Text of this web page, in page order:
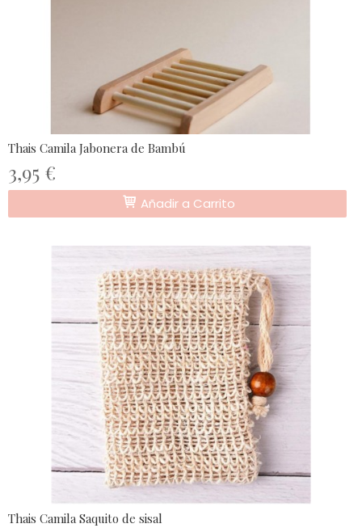
Thais Camila Jabonera de Bambú
3,95 €
Añadir a Carrito
Thais Camila Saquito de sisal